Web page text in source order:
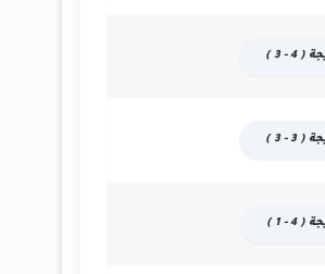
( 4 - 3 )
( 3 - 3 )
( 4 - 1 )